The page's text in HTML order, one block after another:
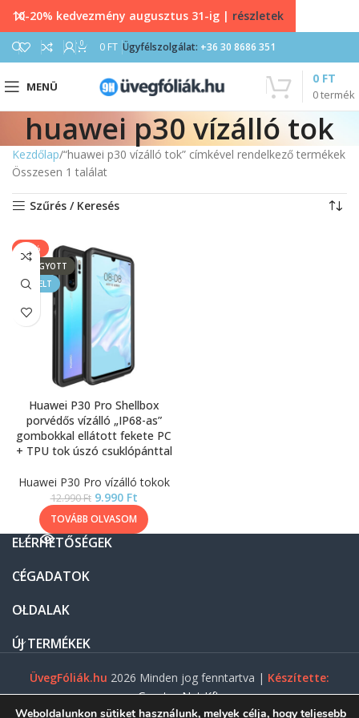
0 0 FT Ügyfélszolgálat: +36 30 8686 351
MENÜ
0termék
0 FT
huawei p30 vízálló tok
Kezdőlap “huawei p30 vízálló tok” címkével rendelkező termékek
Összesen 1 találat
Szűrés / Keresés
-23%
ELFOGYOTT
KIEMELT
Huawei P30 Pro Shellbox
porvédős vízálló „IP68-as”
gombokkal ellátott fekete PC
+ TPU tok úszó csuklópánttal
Huawei P30 Pro vízálló tokok
12.990Ft 9.990 Ft
TOVÁBB OLVASOM
ELÉRHETŐSÉGEK
CÉGADATOK
OLDALAK
ÚJ TERMÉKEK
ÜvegFóliák.hu 2026 Minden jog fenntartva | Készítette:
Gasztro Net Kft.
10-20% kedvezmény augusztus 31-ig | részletek
Weboldalunkon sütiket használunk, melyek célja, hogy teljesebb